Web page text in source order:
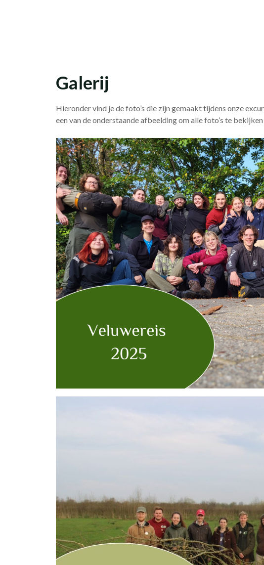
Galerij
Hieronder vind je de foto’s die zijn gemaakt tijdens onze
een van de onderstaande afbeelding om alle foto’s te bekijken